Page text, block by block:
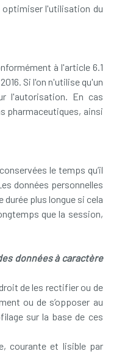
optimiser l'utilisation du
à l'article 6.1
Si l'on n'utilise qu'un
l'autorisation. En cas
pharmaceutiques, ainsi
le temps qu’il
données personnelles
plus longue si cela
que la session,
données à caractère
de les rectifier ou de
ou de s’opposer au
sur la base de ces
courante et lisible par